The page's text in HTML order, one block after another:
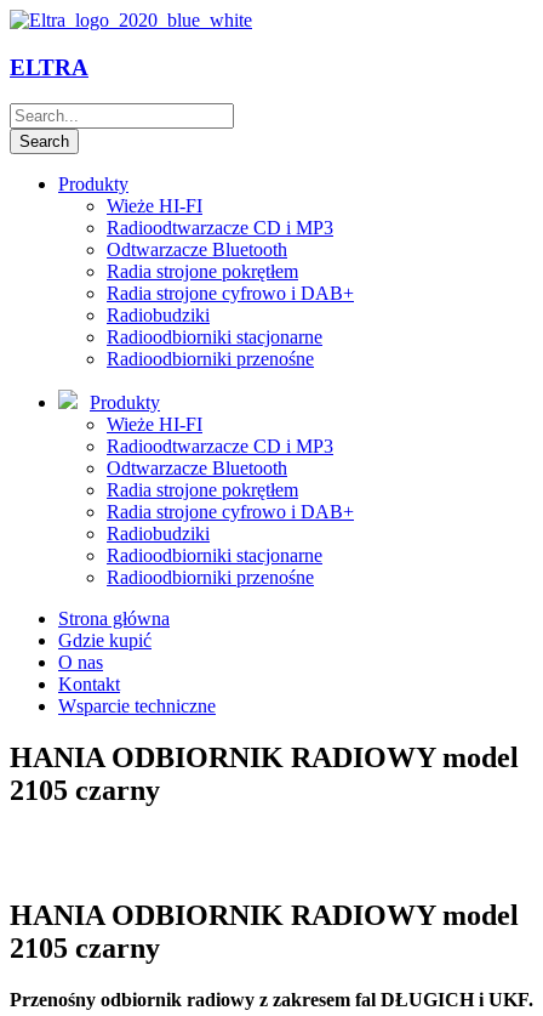
ELTRA
Produkty
Wieże HI-FI
Radioodtwarzacze CD i MP3
Odtwarzacze Bluetooth
Radia strojone pokrętłem
Radia strojone cyfrowo i DAB+
Radiobudziki
Radioodbiorniki stacjonarne
Radioodbiorniki przenośne
Produkty
Wieże HI-FI
Radioodtwarzacze CD i MP3
Odtwarzacze Bluetooth
Radia strojone pokrętłem
Radia strojone cyfrowo i DAB+
Radiobudziki
Radioodbiorniki stacjonarne
Radioodbiorniki przenośne
Strona główna
Gdzie kupić
O nas
Kontakt
Wsparcie techniczne
HANIA ODBIORNIK RADIOWY model
2105 czarny
HANIA ODBIORNIK RADIOWY model
2105 czarny
Przenośny odbiornik radiowy z zakresem fal DŁUGICH i UKF.